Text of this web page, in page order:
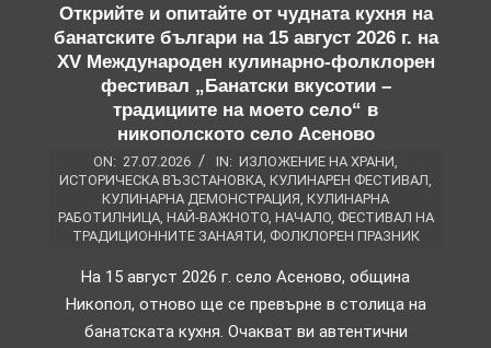
Открийте и опитайте от чудната кухня на
банатските българи на 15 август 2026 г. на
XV Международен кулинарно-фолклорен
фестивал „Банатски вкусотии –
традициите на моето село“ в
никополското село Асеново
ON: 27.07.2026 IN: ИЗЛОЖЕНИЕ НА ХРАНИ,
ИСТОРИЧЕСКА ВЪЗСТАНОВКА, КУЛИНАРЕН ФЕСТИВАЛ,
КУЛИНАРНА ДЕМОНСТРАЦИЯ, КУЛИНАРНА
РАБОТИЛНИЦА, НАЙ-ВАЖНОТО, НАЧАЛО, ФЕСТИВАЛ НА
ТРАДИЦИОННИТЕ ЗАНАЯТИ, ФОЛКЛОРЕН ПРАЗНИК
На 15 август 2026 г. село Асеново, община
Никопол, отново ще се превърне в столица на
банатската кухня. Очакват ви автентични